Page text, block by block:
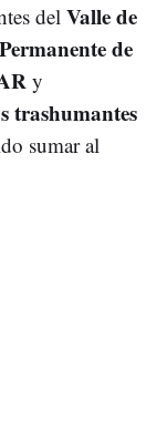
del Valle de
de
y
trashumantes
sumar al